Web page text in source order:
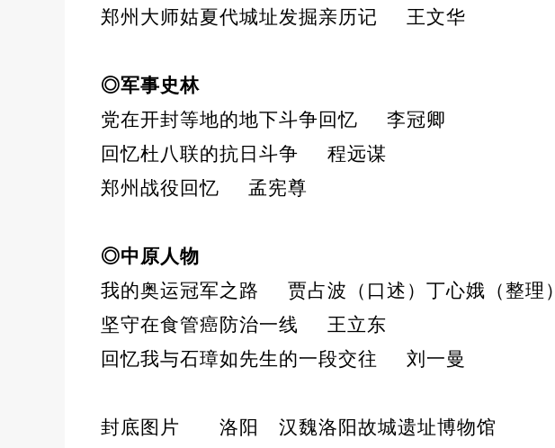
郑州大师姑夏代城址发掘亲历记 王文华
◎军事史林
党在开封等地的地下斗争回忆
李冠卿
回忆杜八联的抗日斗争
程远谋
郑州战役回忆
孟宪尊
◎中原人物
我的奥运冠军之路
贾占波（口述）丁心娥（整理）
坚守在食管癌防治一线
王立东
回忆我与石璋如先生的一段交往
刘一曼
封底图片 洛阳 汉魏洛阳故城遗址博物馆